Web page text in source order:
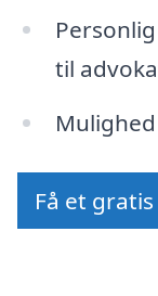
til
Få et